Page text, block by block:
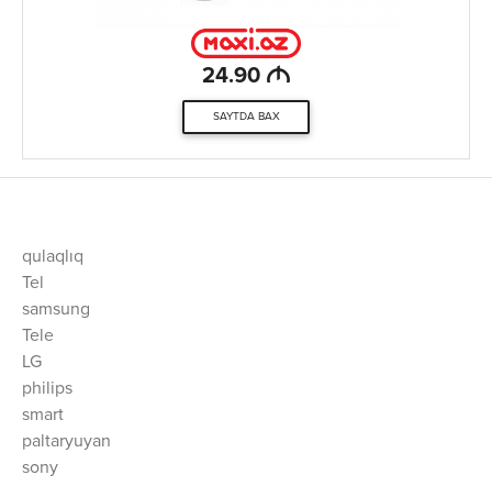
24.90 M
SAYTDA BAX
qulaqlıq
Tel
samsung
Tele
LG
philips
smart
paltaryuyan
sony